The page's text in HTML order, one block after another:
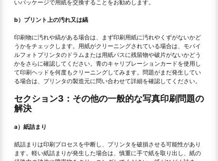
いパッケージで用紙を交換することをお勧めします。
b）プリント上の汚れ又は縞
印刷物に汚れや縞がある場合は、まず印刷用紙に汚れやくずがないかど
うかをチェックします。用紙がクリーニングされている場合は、モバイ
ルフォトプリンタのドラムまたは用紙パスに残留物や破片がないかどう
かをさらに確認してください。青のキャリブレーションカードを使用し
て印刷ヘッドを何度もクリーニングしてみます。問題がまだ発生してい
る場合は、プリンタの製造元に問い合わせて詳細を確認してください。
セクション3：その他の一般的な写真印刷問題の
解決
a）紙詰まり
紙詰まりは印刷プロセスを中断し、プリンタを破損させる可能性があり
ます。軽い紙詰まりが発生した場合は、慎重に手で紙を取り出し、紙の